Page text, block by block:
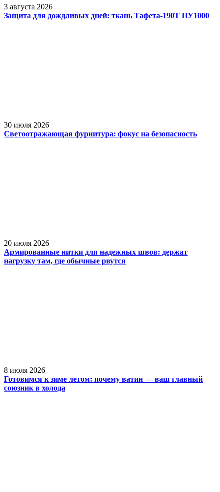
3 августа 2026
Защита для дождливых дней: ткань Тафета-190Т ПУ1000
30 июля 2026
Светоотражающая фурнитура: фокус на безопасность
20 июля 2026
Армированные нитки для надежных швов: держат
нагрузку там, где обычные рвутся
8 июля 2026
Готовимся к зиме летом: почему ватин — ваш главный
союзник в холода